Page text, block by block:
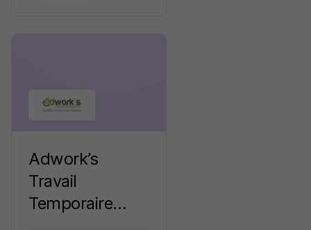
Adwork’s
Travail
Temporaire